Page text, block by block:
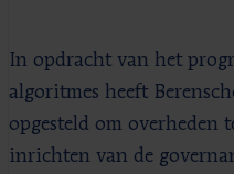
In opdracht van het
algoritmes heeft
opgesteld om overheden
inrichten van de